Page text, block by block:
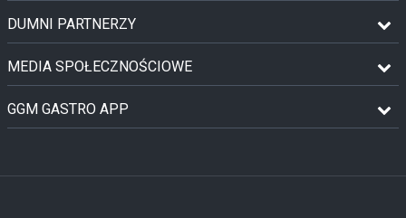
DUMNI PARTNERZY
MEDIA SPOŁECZNOŚCIOWE
GGM GASTRO APP